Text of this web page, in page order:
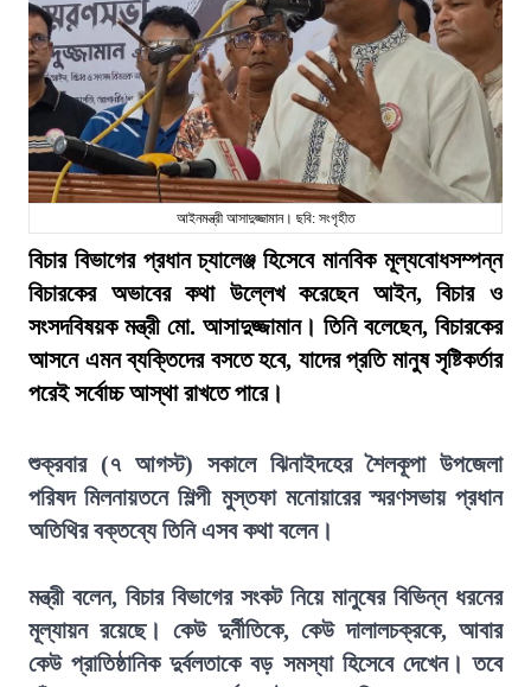
আইনমন্ত্রী আসাদুজ্জামান। ছবি: সংগৃহীত
বিচার বিভাগের প্রধান চ্যালেঞ্জ হিসেবে মানবিক মূল্যবোধসম্পন্ন
বিচারকের অভাবের কথা উল্লেখ করেছেন আইন, বিচার ও
সংসদবিষয়ক মন্ত্রী মো. আসাদুজ্জামান। তিনি বলেছেন, বিচারকের
আসনে এমন ব্যক্তিদের বসতে হবে, যাদের প্রতি মানুষ সৃষ্টিকর্তার
পরেই সর্বোচ্চ আস্থা রাখতে পারে।
শুক্রবার (৭ আগস্ট) সকালে ঝিনাইদহের শৈলকূপা উপজেলা
পরিষদ মিলনায়তনে শিল্পী মুস্তফা মনোয়ারের স্মরণসভায় প্রধান
অতিথির বক্তব্যে তিনি এসব কথা বলেন।
মন্ত্রী বলেন, বিচার বিভাগের সংকট নিয়ে মানুষের বিভিন্ন ধরনের
মূল্যায়ন রয়েছে। কেউ দুর্নীতিকে, কেউ দালালচক্রকে, আবার
কেউ প্রাতিষ্ঠানিক দুর্বলতাকে বড় সমস্যা হিসেবে দেখেন। তবে